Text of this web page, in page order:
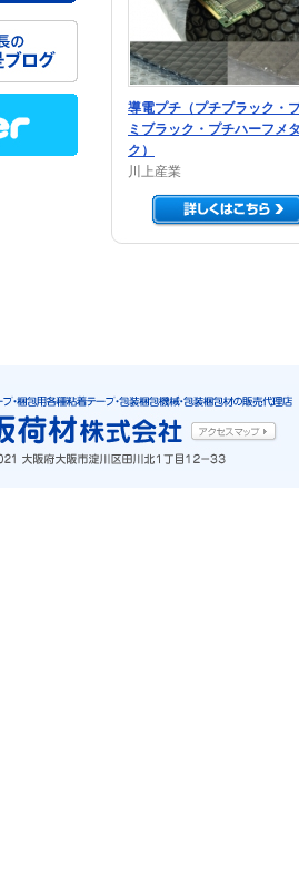
導電プチ（プチブラック・
ミブラック・プチハーフメ
ク）
川上産業